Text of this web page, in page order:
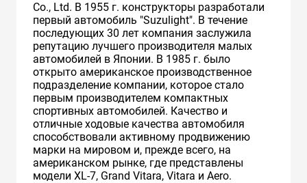
Co., Ltd. В 1955 г. конструкторы разработали
первый автомобиль "Suzulight". В течение
последующих 30 лет компания заслужила
репутацию лучшего производителя малых
автомобилей в Японии. В 1985 г. было
открыто американское производственное
подразделение компании, которое стало
первым производителем компактных
спортивных автомобилей. Качество и
отличные ходовые качества автомобиля
способствовали активному продвижению
марки на мировом и, прежде всего, на
американском рынке, где представлены
модели XL-7, Grand Vitara, Vitara и Aero.